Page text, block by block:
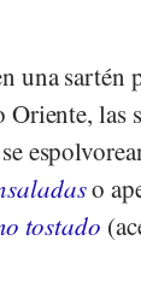
una
las
o
tostado